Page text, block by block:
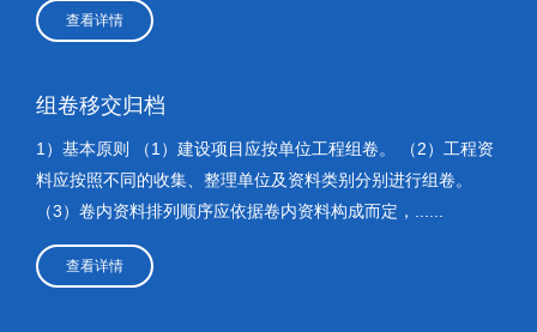
查看详情
组卷移交归档
1）基本原则 （1）建设项目应按单位工程组卷。 （2）工程资
料应按照不同的收集、整理单位及资料类别分别进行组卷。
（3）卷内资料排列顺序应依据卷内资料构成而定，......
查看详情